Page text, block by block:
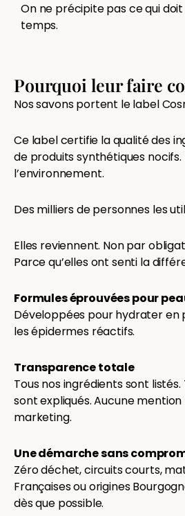
On ne précipite pas ce qui
temps.
Pourquoi leur faire
Nos savons portent le label
Ce label certifie la qualité des
de produits synthétiques
l’environnement.
Des milliers de personnes les
Elles reviennent. Non par
Parce qu’elles ont senti la
Formules éprouvées pour
Développées pour hydrater en
les épidermes réactifs.
Transparence totale
Tous nos ingrédients sont
sont expliqués. Aucune
marketing.
Une démarche sans
Zéro déchet, circuits courts,
Françaises ou origines
dès que possible.